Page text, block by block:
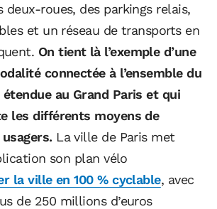
deux-roues, des parkings relais,
et un réseau de transports en
On tient là l’exemple d’une
connectée à l’ensemble du
au Grand Paris et qui
les différents moyens de
La ville de Paris met
son plan vélo
la ville en 100 % cyclable, avec
de 250 millions d’euros